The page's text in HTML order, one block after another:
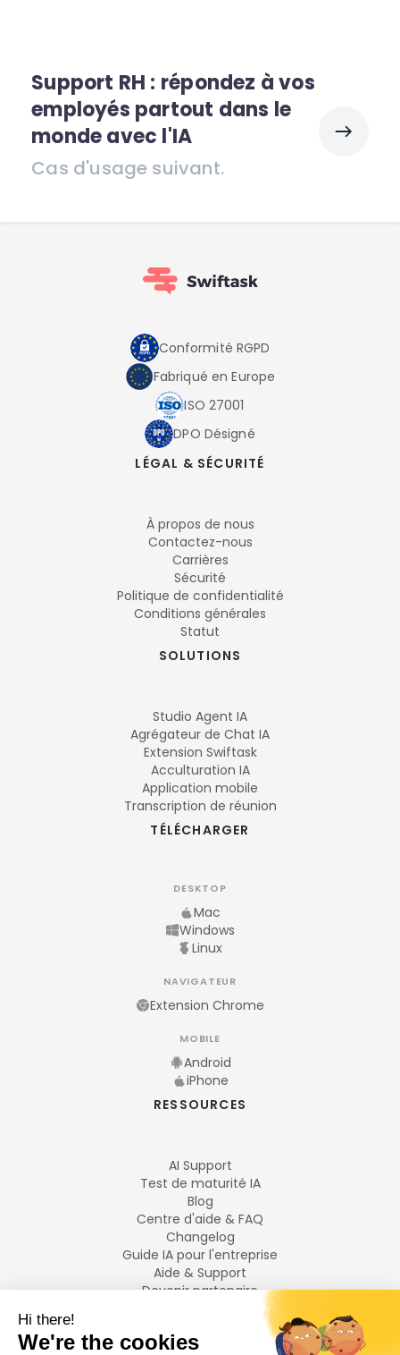
Support RH : répondez à vos
employés partout dans le
monde avec l'IA
Cas d'usage suivant.
Conformité RGPD
Fabriqué en Europe
ISO 27001
DPO Désigné
LÉGAL & SÉCURITÉ
À propos de nous
Contactez-nous
Carrières
Sécurité
Politique de confidentialité
Conditions générales
Statut
SOLUTIONS
Studio Agent IA
Agrégateur de Chat IA
Extension Swiftask
Acculturation IA
Application mobile
Transcription de réunion
TÉLÉCHARGER
DESKTOP
Mac
Windows
Linux
NAVIGATEUR
Extension Chrome
MOBILE
Android
iPhone
RESSOURCES
AI Support
Test de maturité IA
Blog
Centre d'aide & FAQ
Changelog
Guide IA pour l'entreprise
Aide & Support
Devenir partenaire
LANGUES